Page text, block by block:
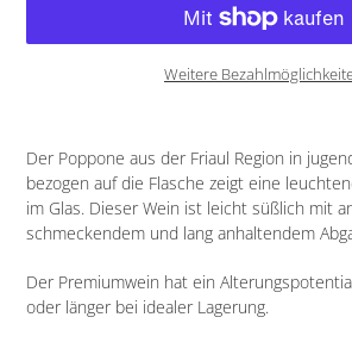
Weitere
zum
Warenkorb
hinzugefügt
Der Poppone aus der Friaul Region in
bezogen auf die Flasche zeigt eine
im Glas. Dieser Wein ist leicht süßlich mit
schmeckendem und lang anhaltendem
Der Premiumwein hat ein
oder länger bei idealer Lagerung.